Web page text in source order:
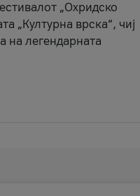
„Охридско
„Културна врска“, чиј
на легендарната